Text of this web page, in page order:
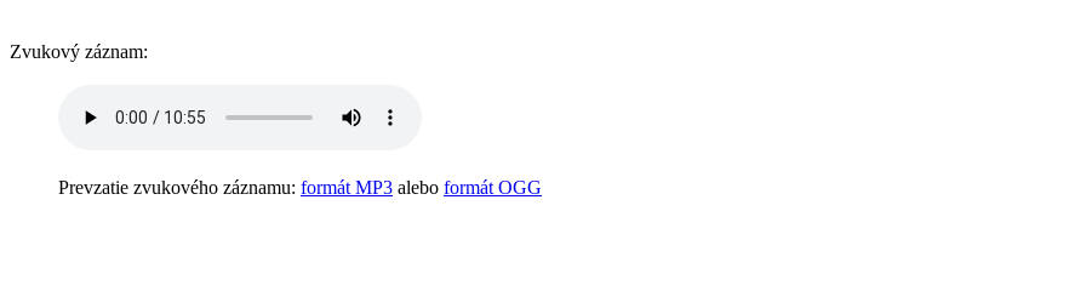
Zvukový záznam:
Prevzatie zvukového záznamu: formát MP3 alebo formát OGG